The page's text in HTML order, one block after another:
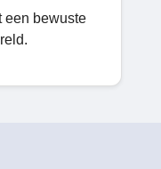
een bewuste